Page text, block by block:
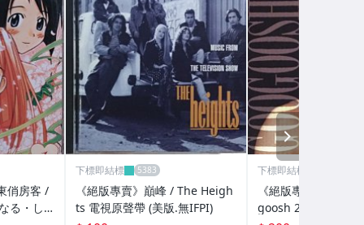
俏房客 /
る・し
下標即結標
《絕版專賣》巔峰 / The Heigh
ts 電視原聲帶 (美版.無IFPI)
下標即結標
《絕版專賣》Googoosh
goosh 2 Doe Mahi